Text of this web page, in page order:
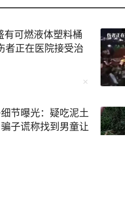
有可燃液体塑料桶
者正在医院接受治
节曝光：疑吃泥土
子谎称找到男童让